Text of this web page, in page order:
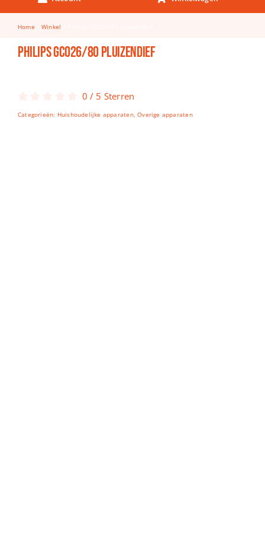
Keuken & Tafelen
Kinderfietsen
Knutselen
Spellen
Home Winkel
Philips GC026/80 pluizendief
0 / 5 Sterren
Categorieën: Huishoudelijke apparaten,Overige apparaten